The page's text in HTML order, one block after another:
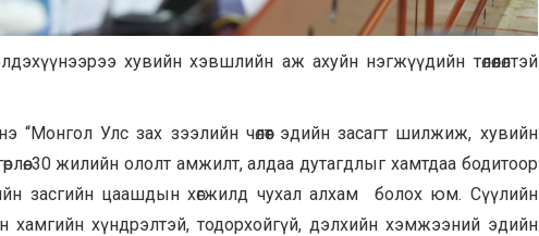
хувийн хэвшлийн аж ахуйн нэгжүүдийн төлөөлөлтэй
Улс зах зээлийн чөлөөт эдийн засагт шилжиж, хувийн
30 жилийн ололт амжилт, алдаа дутагдлыг хамтдаа бодитоор
засгийн цаашдын хөгжилд чухал алхам болох юм. Сүүлийн
хамгийн хүндрэлтэй, тодорхойгүй, дэлхийн хэмжээний эдийн